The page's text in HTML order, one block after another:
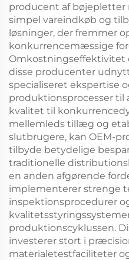
producent af
simpel vareindkøb og
løsninger, der fremmer
konkurrencemæssige
Omkostningseffektivitet
disse producenter
specialiseret ekspertise
produktionsprocesser til
kvalitet til
mellemleds tillæg og
slutbrugere, kan OEM-
tilbyde betydelige
traditionelle
en anden afgørende
implementerer strenge
inspektionsprocedurer
produktionscyklussen.
investerer stort i
materialetestfaciliteter